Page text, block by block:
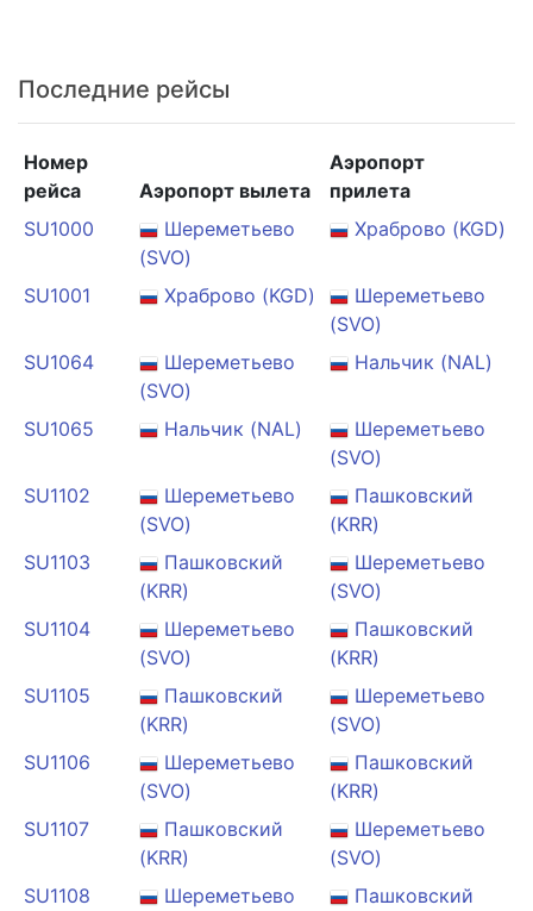
Последние рейсы
Номер
рейса
Аэропорт вылета
Аэропорт
прилета
SU1000
Шереметьево
(SVO)
Храброво (KGD)
SU1001 Храброво (KGD)
Шереметьево
(SVO)
SU1064
Шереметьево
(SVO)
Нальчик (NAL)
SU1065 Нальчик (NAL)
Шереметьево
(SVO)
SU1102
Шереметьево
(SVO)
Пашковский
(KRR)
SU1103
Пашковский
(KRR)
Шереметьево
(SVO)
SU1104
Шереметьево
(SVO)
Пашковский
(KRR)
SU1105
Пашковский
(KRR)
Шереметьево
(SVO)
SU1106
Шереметьево
(SVO)
Пашковский
(KRR)
SU1107
Пашковский
(KRR)
Шереметьево
(SVO)
SU1108
Шереметьево
Пашковский